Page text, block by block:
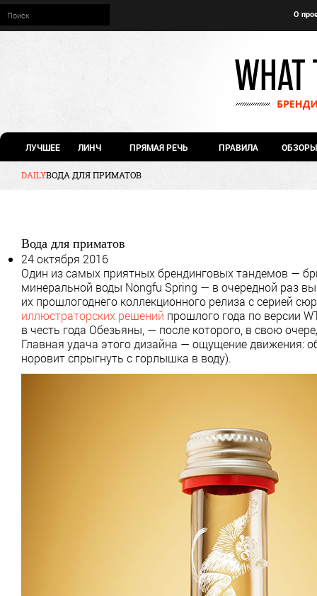
О
ЛУЧШЕЕ ЛИНЧ ПРЯМАЯ РЕЧЬ ПРАВИЛА ОБЗОРЫ
DAILYВОДА ДЛЯ ПРИМАТОВ
Вода для приматов
24 октября 2016
Один из самых приятных брендинговых тандемов —
минеральной воды Nongfu Spring — в очередной раз
их прошлогоднего коллекционного релиза с серией
иллюстраторских решений прошлого года по версии
в честь года Обезьяны, — после которого, в свою
Главная удача этого дизайна — ощущение движения:
норовит спрыгнуть с горлышка в воду).